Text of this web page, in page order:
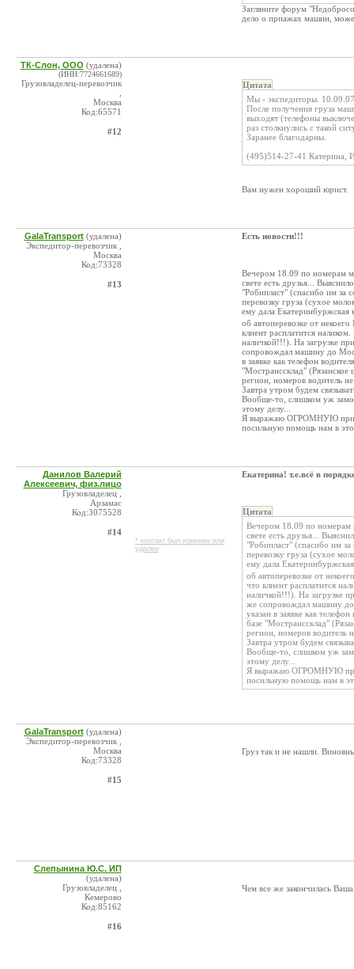
Загляните форум
дело о прпажах машин,
ТК-Слон, ООО (удалена)
(ИНН:7724661689)
Грузовладелец-перевозчик
Москва
Код:65571
#12
Цитата
Мы - экспедиторы.
После получения груза
выходят (телефоны
раз столкнулись с такой
Заранее благодарны.
(495)514-27-41 Катерина,
Вам нужен хороший юрист.
GalaTransport (удалена)
Экспедитор-перевозчик ,
Москва
Код:73328
#13
Есть новости!!!
Вечером 18.09 по номерам
свете есть друзья...
"Робипласт" (спасибо им за
перевозку груза (сухое
ему дала
об автоперевозке от
клиент расплатится
наличкой!!!). На загрузке
сопровождал машину до
в заявке как телефон
"Мостранссклад"
регион, номеров водитель
Завтра утром будем
Вообще-то, слишком уж
этому делу...
Я выражаю ОГРОМНУЮ
посильную помощь нам в
Данилов Валерий
Алексеевич, физ.лицо
Грузовладелец ,
Арзамас
Код:3075528
#14
* контакт был изменен или
удален
Екатерина! т.е.всё в
Цитата
Вечером 18.09 по номерам
свете есть друзья...
"Робипласт" (спасибо им за
перевозку груза (сухое
ему дала
об автоперевозке от
что клиент расплатится
наличкой!!!). На загрузке
же сопровождал машину
указан в заявке как
базе "Мостранссклад"
регион, номеров водитель
Завтра утром будем
Вообще-то, слишком уж
этому делу...
Я выражаю ОГРОМНУЮ
посильную помощь нам в
GalaTransport (удалена)
Экспедитор-перевозчик ,
Москва
Код:73328
#15
Груз так и не нашли.
Слепынина Ю.С. ИП
(удалена)
Грузовладелец ,
Кемерово
Код:85162
#16
Чем все же закончилась